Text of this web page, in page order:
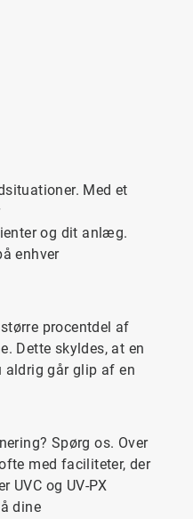
Med et
og dit anlæg.
enhver
procentdel af
Dette skyldes, at en
aldrig går glip af en
Spørg os. Over
med faciliteter, der
UVC og UV-PX
dine